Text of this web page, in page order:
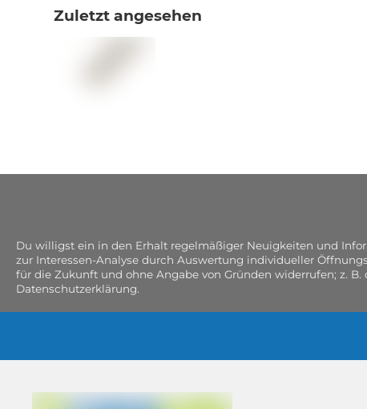
Zuletzt angesehen
Du willigst ein in den Erhalt regelmäßiger Neuigkeiten und
zur Interessen-Analyse durch Auswertung individueller
für die Zukunft und ohne Angabe von Gründen widerrufen; z.
Datenschutzerklärung.